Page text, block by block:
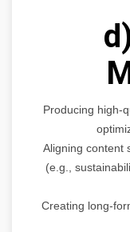
Producing high-
Aligning content
(e.g.,
Creating long-